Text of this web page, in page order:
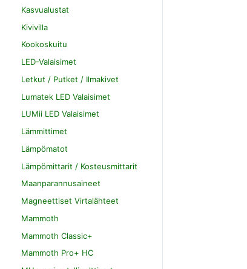
Kasvualustat
Kivivilla
Kookoskuitu
LED-Valaisimet
Letkut / Putket / Ilmakivet
Lumatek LED Valaisimet
LUMii LED Valaisimet
Lämmittimet
Lämpömatot
Lämpömittarit / Kosteusmittarit
Maanparannusaineet
Magneettiset Virtalähteet
Mammoth
Mammoth Classic+
Mammoth Pro+ HC